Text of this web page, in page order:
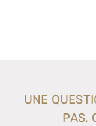
UNE
PAS,